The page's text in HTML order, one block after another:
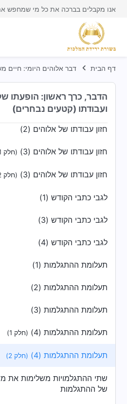
אנו מקבלים בברכה את כל מי שמחפש
דף הבית דבר אלוהים היומי: חיים
הדבר, כרך ראשון: הופעתו
ועבודתו (קטעים נבחרים)
עבודה והיווכחות (3)
עבודה והיווכחות (8)
חזון עבודתו של אלוהים (1)
חזון עבודתו של אלוהים (2)
חזון עבודתו של אלוהים (3) (חלק 1)
חזון עבודתו של אלוהים (3) (חלק 2)
לגבי כתבי הקודש (1)
לגבי כתבי הקודש (3)
לגבי כתבי הקודש (4)
תעלומת ההתגלמות (1)
תעלומת ההתגלמות (2)
תעלומת ההתגלמות (3)
תעלומת ההתגלמות (4) (חלק 1)
תעלומת ההתגלמות (4) (חלק 2)
שתי ההתגלמויות משלימות את
של ההתגלמות